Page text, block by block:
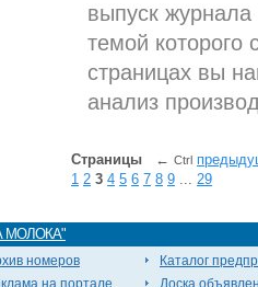
выпуск
темой которого
страницах вы
анализ
Страницы ← Ctrl
1 2 3 4 5 6 7 8 9 ... 29
МОЛОКА"
номеров
на портале
Каталог
Доска